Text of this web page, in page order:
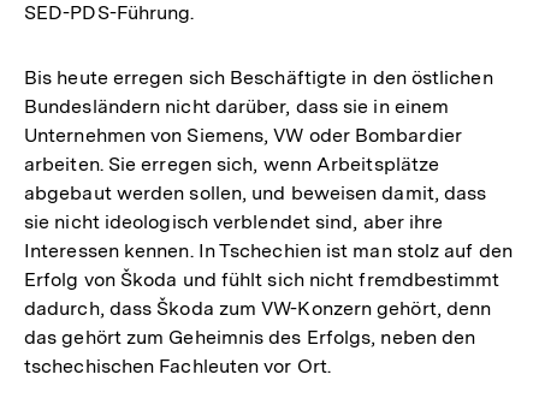
SED-PDS-Führung.
Bis heute erregen sich Beschäftigte in den östlichen
Bundesländern nicht darüber, dass sie in einem
Unternehmen von Siemens, VW oder Bombardier
arbeiten. Sie erregen sich, wenn Arbeitsplätze
abgebaut werden sollen, und beweisen damit, dass
sie nicht ideologisch verblendet sind, aber ihre
Interessen kennen. In Tschechien ist man stolz auf den
Erfolg von Škoda und fühlt sich nicht fremdbestimmt
dadurch, dass Škoda zum VW-Konzern gehört, denn
das gehört zum Geheimnis des Erfolgs, neben den
tschechischen Fachleuten vor Ort.